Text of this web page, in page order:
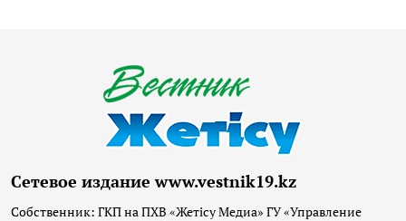
Сетевое издание www.vestnik19.kz
Собственник: ГКП на ПХВ «Жетісу Медиа» ГУ «Управление